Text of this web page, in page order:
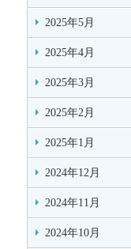
2025年5月
2025年4月
2025年3月
2025年2月
2025年1月
2024年12月
2024年11月
2024年10月